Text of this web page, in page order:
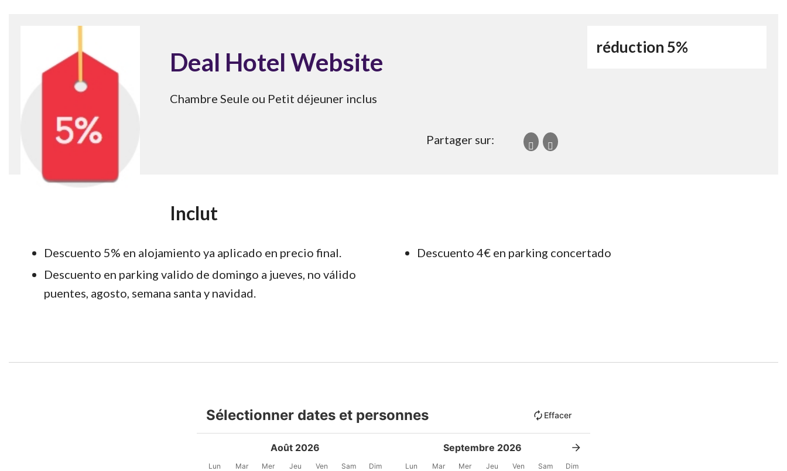
​​réduction 5%
Deal Hotel Website
Chambre Seule ou Petit déjeuner inclus
Partager sur:
Inclut
Descuento 5% en alojamiento ya aplicado en precio final.
Descuento 4€ en parking concertado
Descuento en parking valido de domingo a jueves, no válido
puentes, agosto, semana santa y navidad.
Sélectionner dates et personnes Effacer
Août 2026
Lun Mar Mer Jeu Ven Sam Dim
Septembre 2026
Lun Mar Mer Jeu Ven Sam Dim